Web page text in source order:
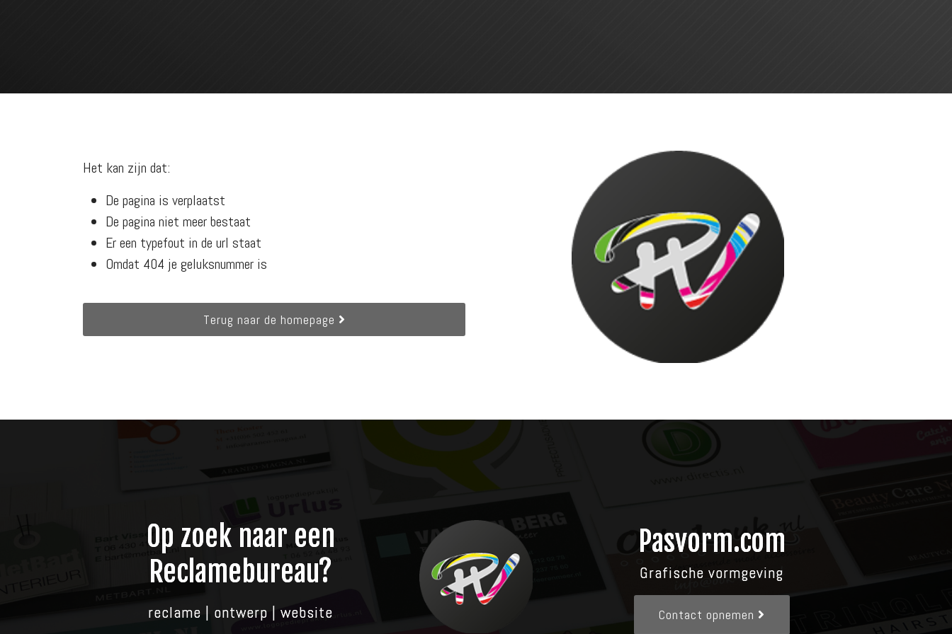
Het kan zijn dat:
De pagina is verplaatst
De pagina niet meer bestaat
Er een typefout in de url staat
Omdat 404 je geluksnummer is
Terug naar de homepage
Op zoek naar een
Reclamebureau?
reclame | ontwerp | website
Pasvorm.com
Grafische vormgeving
Contact opnemen